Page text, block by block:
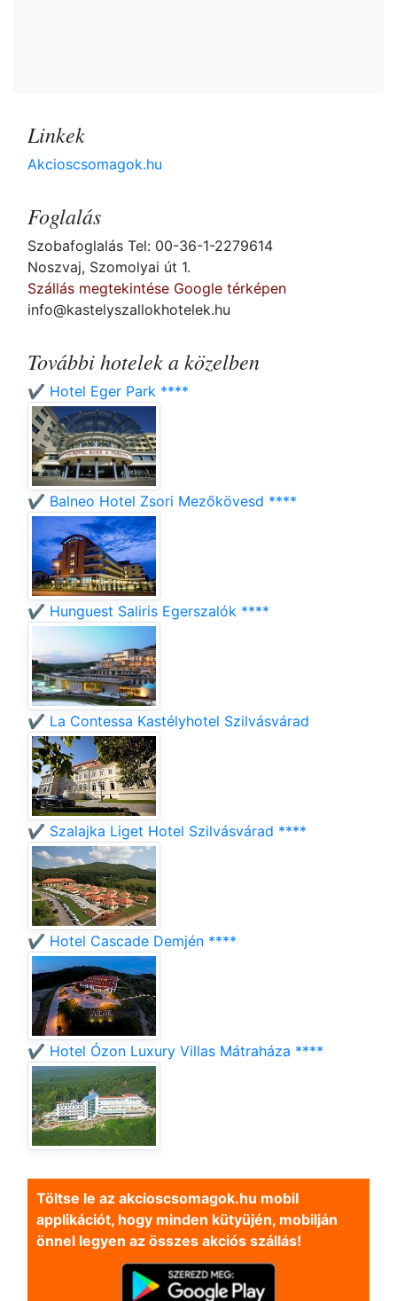
Linkek
Akcioscsomagok.hu
Foglalás
Szobafoglalás Tel: 00-36-1-2279614
Noszvaj, Szomolyai út 1.
Szállás megtekintése Google térképen
info@kastelyszallokhotelek.hu
További hotelek a közelben
✔️ Hotel Eger Park ****
✔️ Balneo Hotel Zsori Mezőkövesd ****
✔️ Hunguest Saliris Egerszalók ****
✔️ La Contessa Kastélyhotel Szilvásvárad
✔️ Szalajka Liget Hotel Szilvásvárad ****
✔️ Hotel Cascade Demjén ****
✔️ Hotel Ózon Luxury Villas Mátraháza ****
Töltse le az akcioscsomagok.hu mobil
applikációt, hogy minden kütyüjén, mobilján
önnel legyen az összes akciós szállás!